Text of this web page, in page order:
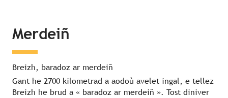
Merdeiñ
Breizh, baradoz ar merdeiñ
Gant he 2700 kilometrad a aodoù avelet ingal, e tellez
Breizh he brud a « baradoz ar merdeiñ ». Tost diniver